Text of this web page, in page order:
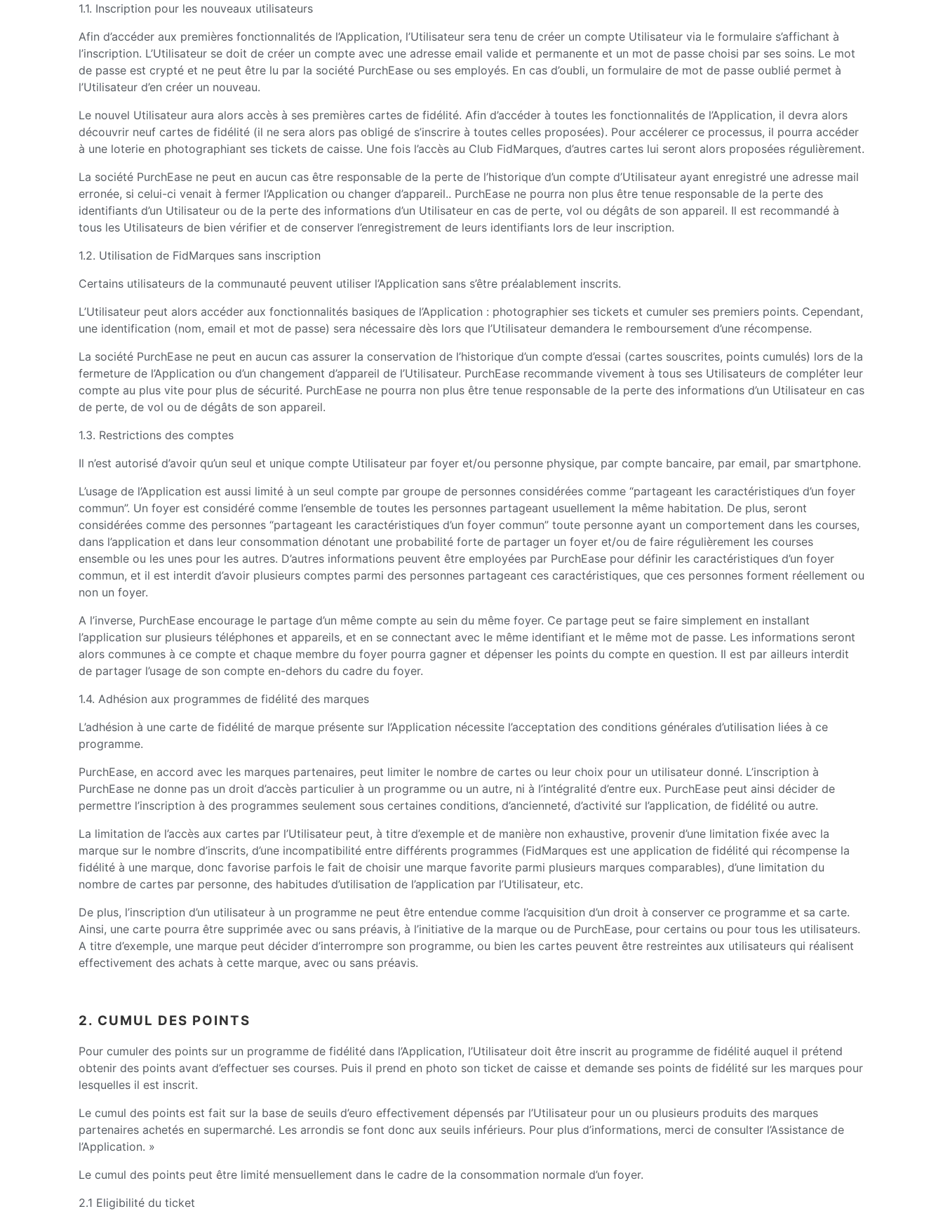
1.1. Inscription pour les nouveaux utilisateurs
Afin d’accéder aux premières fonctionnalités de l’Application, l’Utilisateur sera tenu de créer un compte Utilisateur via le formulaire s’affichant à
l’inscription. L’Utilisateur se doit de créer un compte avec une adresse email valide et permanente et un mot de passe choisi par ses soins. Le mot
de passe est crypté et ne peut être lu par la société PurchEase ou ses employés. En cas d’oubli, un formulaire de mot de passe oublié permet à
l’Utilisateur d’en créer un nouveau.
Le nouvel Utilisateur aura alors accès à ses premières cartes de fidélité. Afin d’accéder à toutes les fonctionnalités de l’Application, il devra alors
découvrir neuf cartes de fidélité (il ne sera alors pas obligé de s’inscrire à toutes celles proposées). Pour accélerer ce processus, il pourra accéder
à une loterie en photographiant ses tickets de caisse. Une fois l’accès au Club FidMarques, d’autres cartes lui seront alors proposées régulièrement.
La société PurchEase ne peut en aucun cas être responsable de la perte de l’historique d’un compte d’Utilisateur ayant enregistré une adresse mail
erronée, si celui-ci venait à fermer l’Application ou changer d’appareil.. PurchEase ne pourra non plus être tenue responsable de la perte des
identifiants d’un Utilisateur ou de la perte des informations d’un Utilisateur en cas de perte, vol ou dégâts de son appareil. Il est recommandé à
tous les Utilisateurs de bien vérifier et de conserver l’enregistrement de leurs identifiants lors de leur inscription.
1.2. Utilisation de FidMarques sans inscription
Certains utilisateurs de la communauté peuvent utiliser l’Application sans s’être préalablement inscrits.
L’Utilisateur peut alors accéder aux fonctionnalités basiques de l’Application : photographier ses tickets et cumuler ses premiers points. Cependant,
une identification (nom, email et mot de passe) sera nécessaire dès lors que l’Utilisateur demandera le remboursement d’une récompense.
La société PurchEase ne peut en aucun cas assurer la conservation de l’historique d’un compte d’essai (cartes souscrites, points cumulés) lors de la
fermeture de l’Application ou d’un changement d’appareil de l’Utilisateur. PurchEase recommande vivement à tous ses Utilisateurs de compléter leur
compte au plus vite pour plus de sécurité. PurchEase ne pourra non plus être tenue responsable de la perte des informations d’un Utilisateur en cas
de perte, de vol ou de dégâts de son appareil.
1.3. Restrictions des comptes
Il n’est autorisé d’avoir qu’un seul et unique compte Utilisateur par foyer et/ou personne physique, par compte bancaire, par email, par smartphone.
L’usage de l’Application est aussi limité à un seul compte par groupe de personnes considérées comme “partageant les caractéristiques d’un foyer
commun”. Un foyer est considéré comme l’ensemble de toutes les personnes partageant usuellement la même habitation. De plus, seront
considérées comme des personnes “partageant les caractéristiques d’un foyer commun” toute personne ayant un comportement dans les courses,
dans l’application et dans leur consommation dénotant une probabilité forte de partager un foyer et/ou de faire régulièrement les courses
ensemble ou les unes pour les autres. D’autres informations peuvent être employées par PurchEase pour définir les caractéristiques d’un foyer
commun, et il est interdit d’avoir plusieurs comptes parmi des personnes partageant ces caractéristiques, que ces personnes forment réellement ou
non un foyer.
A l’inverse, PurchEase encourage le partage d’un même compte au sein du même foyer. Ce partage peut se faire simplement en installant
l’application sur plusieurs téléphones et appareils, et en se connectant avec le même identifiant et le même mot de passe. Les informations seront
alors communes à ce compte et chaque membre du foyer pourra gagner et dépenser les points du compte en question. Il est par ailleurs interdit
de partager l’usage de son compte en-dehors du cadre du foyer.
1.4. Adhésion aux programmes de fidélité des marques
L’adhésion à une carte de fidélité de marque présente sur l’Application nécessite l’acceptation des conditions générales d’utilisation liées à ce
programme.
PurchEase, en accord avec les marques partenaires, peut limiter le nombre de cartes ou leur choix pour un utilisateur donné. L’inscription à
PurchEase ne donne pas un droit d’accès particulier à un programme ou un autre, ni à l’intégralité d’entre eux. PurchEase peut ainsi décider de
permettre l’inscription à des programmes seulement sous certaines conditions, d’ancienneté, d’activité sur l’application, de fidélité ou autre.
La limitation de l’accès aux cartes par l’Utilisateur peut, à titre d’exemple et de manière non exhaustive, provenir d’une limitation fixée avec la
marque sur le nombre d’inscrits, d’une incompatibilité entre différents programmes (FidMarques est une application de fidélité qui récompense la
fidélité à une marque, donc favorise parfois le fait de choisir une marque favorite parmi plusieurs marques comparables), d’une limitation du
nombre de cartes par personne, des habitudes d’utilisation de l’application par l’Utilisateur, etc.
De plus, l’inscription d’un utilisateur à un programme ne peut être entendue comme l’acquisition d’un droit à conserver ce programme et sa carte.
Ainsi, une carte pourra être supprimée avec ou sans préavis, à l’initiative de la marque ou de PurchEase, pour certains ou pour tous les utilisateurs.
A titre d’exemple, une marque peut décider d’interrompre son programme, ou bien les cartes peuvent être restreintes aux utilisateurs qui réalisent
effectivement des achats à cette marque, avec ou sans préavis.
2. CUMUL DES POINTS
Pour cumuler des points sur un programme de fidélité dans l’Application, l’Utilisateur doit être inscrit au programme de fidélité auquel il prétend
obtenir des points avant d’effectuer ses courses. Puis il prend en photo son ticket de caisse et demande ses points de fidélité sur les marques pour
lesquelles il est inscrit.
Le cumul des points est fait sur la base de seuils d’euro effectivement dépensés par l’Utilisateur pour un ou plusieurs produits des marques
partenaires achetés en supermarché. Les arrondis se font donc aux seuils inférieurs. Pour plus d’informations, merci de consulter l’Assistance de
l’Application. »
Le cumul des points peut être limité mensuellement dans le cadre de la consommation normale d’un foyer.
2.1 Eligibilité du ticket